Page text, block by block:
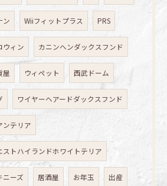
ン Wiiフィットプラス PRS
ウィン カニンヘンダックスフンド
屋 ウィペット 西武ドーム
ワイヤーヘアードダックスフンド
ンテリア
ストハイランドホワイトテリア
ニーズ 居酒屋 お年玉 出産